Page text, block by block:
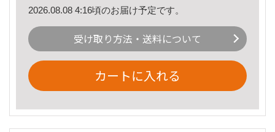
2026.08.08 4:16頃のお届け予定です。
受け取り方法・送料について
カートに入れる